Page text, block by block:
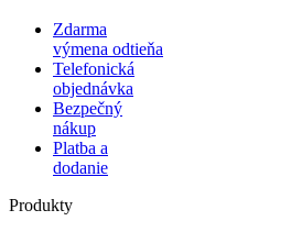
Zdarma
výmena odtieňa
Telefonická
objednávka
Bezpečný
nákup
Platba a
dodanie
Produkty